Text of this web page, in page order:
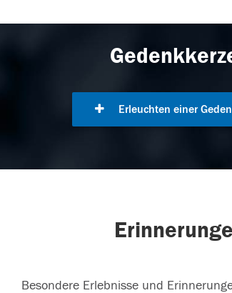
Erleuchten einer
Besondere Erlebnisse und